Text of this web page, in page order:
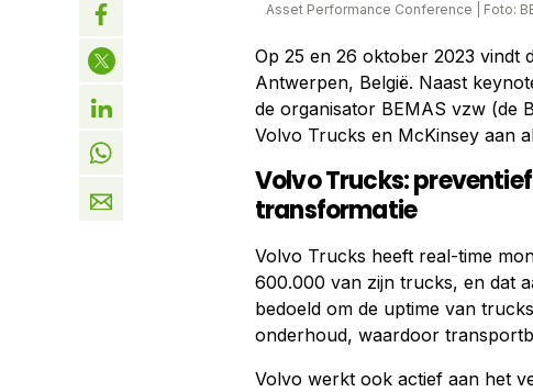
Asset Performance Conference Foto:
Op 25 en 26 oktober 2023 vindt
Antwerpen, België. Naast
de organisator BEMAS vzw (de
Volvo Trucks en McKinsey aan
Volvo Trucks:
transformatie
Volvo Trucks heeft real-time
600.000 van zijn trucks, en dat
bedoeld om de uptime van
onderhoud, waardoor
Volvo werkt ook actief aan het